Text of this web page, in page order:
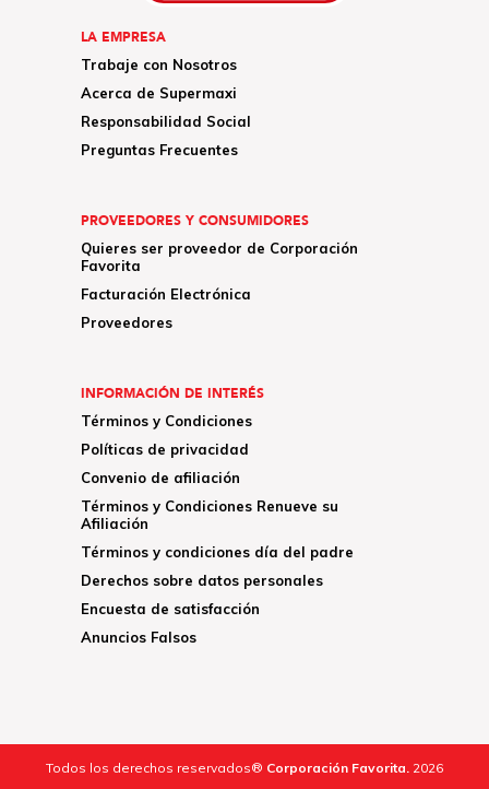
LA EMPRESA
Trabaje con Nosotros
Acerca de Supermaxi
Responsabilidad Social
Preguntas Frecuentes
PROVEEDORES Y CONSUMIDORES
Quieres ser proveedor de Corporación
Favorita
Facturación Electrónica
Proveedores
INFORMACIÓN DE INTERÉS
Términos y Condiciones
Políticas de privacidad
Convenio de afiliación
Términos y Condiciones Renueve su
Afiliación
Términos y condiciones día del padre
Derechos sobre datos personales
Encuesta de satisfacción
Anuncios Falsos
Todos los derechos reservados® Corporación Favorita. 2026